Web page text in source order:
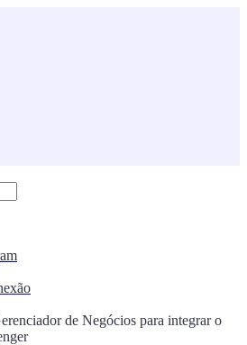
de Negócios para integrar o